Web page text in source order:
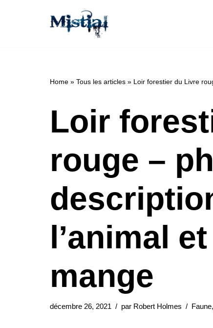
Home » Tous les articles » Loir forestier du Livre
Loir
rouge –
l’animal
mange
décembre 26, 2021 par Robert Holmes Faune,